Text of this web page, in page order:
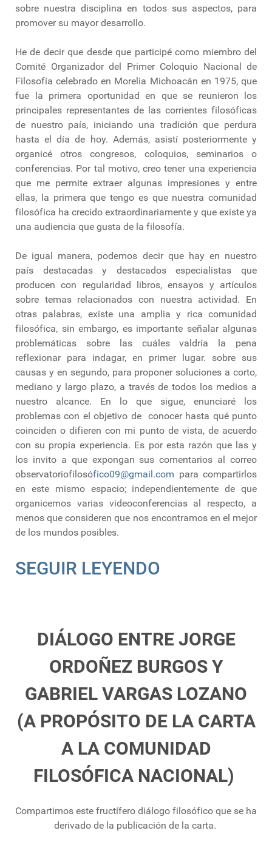
sobre nuestra disciplina en todos sus aspectos, para
promover su mayor desarrollo.
He de decir que desde que participé como miembro del
Comité Organizador del Primer Coloquio Nacional de
Filosofía celebrado en Morelia Michoacán en 1975, que
fue la primera oportunidad en que se reunieron los
principales representantes de las corrientes filosóficas
de nuestro país, iniciando una tradición que perdura
hasta el día de hoy. Además, asistí posteriormente y
organicé otros congresos, coloquios, seminarios o
conferencias. Por tal motivo, creo tener una experiencia
que me permite extraer algunas impresiones y entre
ellas, la primera que tengo es que nuestra comunidad
filosófica ha crecido extraordinariamente y que existe ya
una audiencia que gusta de la filosofía.
De igual manera, podemos decir que hay en nuestro
país destacadas y destacados especialistas que
producen con regularidad libros, ensayos y artículos
sobre temas relacionados con nuestra actividad. En
otras palabras, existe una amplia y rica comunidad
filosófica, sin embargo, es importante señalar algunas
problemáticas sobre las cuáles valdría la pena
reflexionar para indagar, en primer lugar. sobre sus
causas y en segundo, para proponer soluciones a corto,
mediano y largo plazo, a través de todos los medios a
nuestro alcance. En lo que sigue, enunciaré los
problemas con el objetivo de conocer hasta qué punto
coinciden o difieren con mi punto de vista, de acuerdo
con su propia experiencia. Es por esta razón que las y
los invito a que expongan sus comentarios al correo
observatoriofilosófico09@gmail.com para compartirlos
en este mismo espacio; independientemente de que
organicemos varias videoconferencias al respecto, a
menos que consideren que nos encontramos en el mejor
de los mundos posibles.
SEGUIR LEYENDO
DIÁLOGO ENTRE JORGE
ORDOÑEZ BURGOS Y
GABRIEL VARGAS LOZANO
(A PROPÓSITO DE LA CARTA
A LA COMUNIDAD
FILOSÓFICA NACIONAL)
Compartimos este fructífero diálogo filosófico que se ha
derivado de la publicación de la carta.